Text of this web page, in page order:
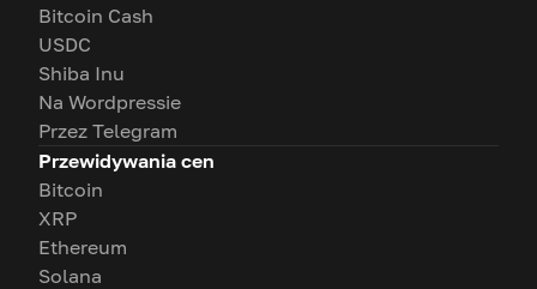
Bitcoin Cash
USDC
Shiba Inu
Na Wordpressie
Przez Telegram
Przewidywania cen
Bitcoin
XRP
Ethereum
Solana